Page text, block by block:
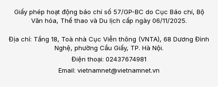
Giấy phép hoạt động báo chí số 57/GP-BC do Cục Báo chí, Bộ
Văn hóa, Thể thao và Du lịch cấp ngày 06/11/2025.
Địa chỉ: Tầng 18, Toà nhà Cục Viễn thông (VNTA), 68 Dương Đình
Nghệ, phường Cầu Giấy, TP. Hà Nội.
Điện thoại: 02437674981
Email: vietnamnet@vietnamnet.vn